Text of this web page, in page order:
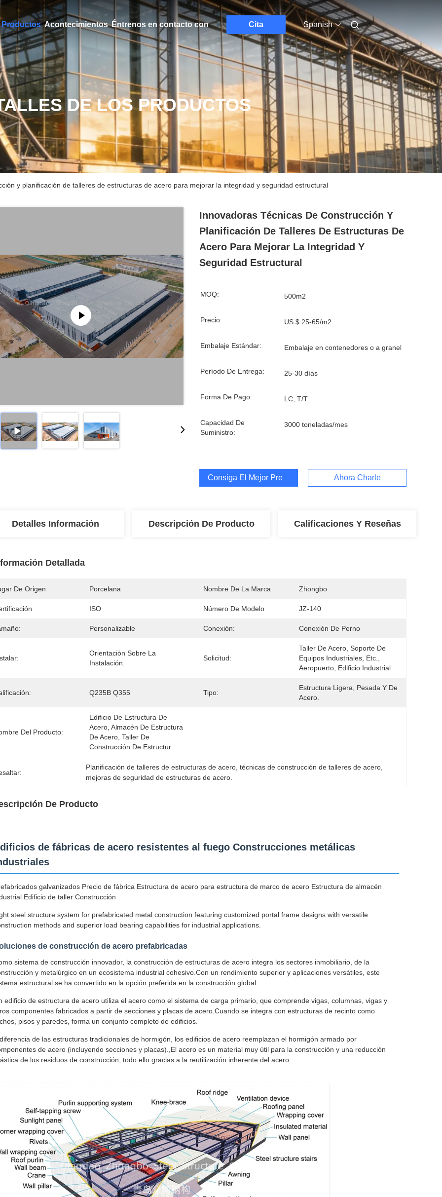
Productos Acontecimientos Éntrenos en contacto con Cita Spanish
DE LOS PRODUCTOS
y planificación de talleres de estructuras de acero para mejorar la integridad y seguridad estructural
Innovadoras Técnicas De Construcción Y
Planificación De Talleres De Estructuras De
Acero Para Mejorar La Integridad Y
Seguridad Estructural
MOQ: 500m2
Precio: US $ 25-65/m2
Embalaje Estándar: Embalaje en contenedores o a granel
Período De Entrega: 25-30 días
Forma De Pago: LC, T/T
Capacidad De
Suministro:
3000 toneladas/mes
Consiga El Mejor Precio Ahora Charle
Detalles Información Descripción De Producto Calificaciones Y Reseñas
Detallada
De Origen Porcelana Nombre De La Marca Zhongbo
ISO Número De Modelo JZ-140
Personalizable Conexión: Conexión De Perno
Orientación Sobre La
Instalación.
Solicitud:
Taller De Acero, Soporte De
Equipos Industriales, Etc.,
Aeropuerto, Edificio Industrial
Q235B Q355 Tipo:
Estructura Ligera, Pesada Y De
Acero.
Del Producto:
Edificio De Estructura De
Acero, Almacén De Estructura
De Acero, Taller De
Construcción De Estructur
Planificación de talleres de estructuras de acero , técnicas de construcción de talleres de acero
mejoras de seguridad de estructuras de acero.
De Producto
de fábricas de acero resistentes al fuego Construcciones metálicas
galvanizados Precio de fábrica Estructura de acero para estructura de marco de acero Estructura de almacén
Edificio de taller Construcción
steel structure system for prefabricated metal construction featuring customized portal frame designs with versatile
methods and superior load bearing capabilities for industrial applications.
de construcción de acero prefabricadas
sistema de construcción innovador, la construcción de estructuras de acero integra los sectores inmobiliario, de la
y metalúrgico en un ecosistema industrial cohesivo.Con un rendimiento superior y aplicaciones versátiles, este
estructural se ha convertido en la opción preferida en la construcción global.
edificio de estructura de acero utiliza el acero como el sistema de carga primario, que comprende vigas, columnas, vigas y
componentes fabricados a partir de secciones y placas de acero.Cuando se integra con estructuras de recinto como
pisos y paredes, forma un conjunto completo de edificios.
de las estructuras tradicionales de hormigón, los edificios de acero reemplazan el hormigón armado por
de acero (incluyendo secciones y placas).,El acero es un material muy útil para la construcción y una reducción
de los residuos de construcción, todo ello gracias a la reutilización inherente del acero.